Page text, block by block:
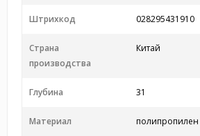
Штрихкод 028295431910
Страна
производства
Китай
Глубина 31
Материал полипропилен